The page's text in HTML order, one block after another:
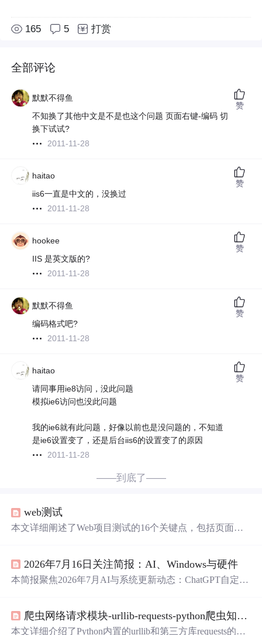
165 5 打赏
全部评论
默默不得鱼
不知换了其他中文是不是也这个问题 页面右键-编码 切
换下试试?
2011-11-28
赞
haitao
iis6一直是中文的，没换过
2011-11-28
赞
hookee
IIS 是英文版的?
2011-11-28
赞
默默不得鱼
编码格式吧?
2011-11-28
赞
haitao
请同事用ie8访问，没此问题
模拟ie6访问也没此问题
我的ie6就有此问题，好像以前也是没问题的，不知道
是ie6设置变了，还是后台iis6的设置变了的原因
2011-11-28
赞
——到底了——
web测试
本文详细阐述了Web项目测试的16个关键点，包括页面显
全考虑、SQL注入防护、Cookie处理、资源链接释放及Kee
palive设置，旨在确保Web应用的功能和性能。
2026年7月16日关注简报：AI、Windows与硬件
本简报聚焦2026年7月AI与系统更新动态：ChatGPT自定义
用；Windows 11七月更新（KB5101650）进入企业灰度阶
段，涉及快捷键生命周期变更、第三方TDI传输注册强
爬虫网络请求模块-urllib-requests-python爬虫知识点2
本文详细介绍了Python内置的urllib和第三方库requests的使